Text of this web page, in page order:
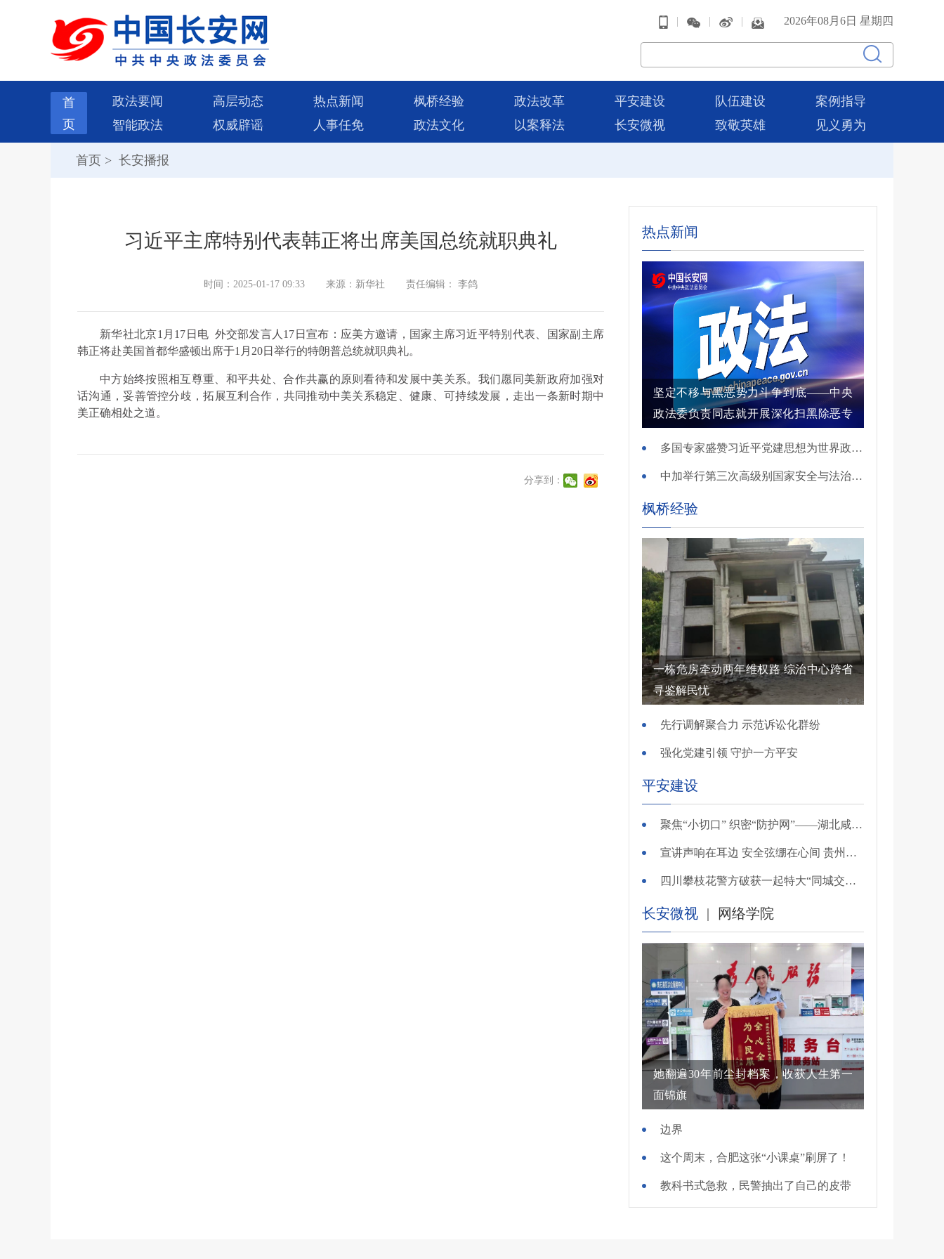
| | | 2026年08月6日 星期四
首
页
政法要闻 高层动态 热点新闻 枫桥经验 政法改革 平安建设 队伍建设
案例指导
智能政法
权威辟谣 人事任免 政法文化 以案释法 长安微视 致敬英雄 见义勇为
首页 > 长安播报
习近平主席特别代表韩正将出席美国总统就职典礼
时间：2025-01-17 09:33 来源：新华社 责任编辑： 李鸽
新华社北京1月17日电 外交部发言人17日宣布：应美方邀请，国家主席习近平特别代表、国家副主席
韩正将赴美国首都华盛顿出席于1月20日举行的特朗普总统就职典礼。
中方始终按照相互尊重、和平共处、合作共赢的原则看待和发展中美关系。我们愿同美新政府加强对
话沟通，妥善管控分歧，拓展互利合作，共同推动中美关系稳定、健康、可持续发展，走出一条新时期中
美正确相处之道。
分享到：
热点新闻
坚定不移与黑恶势力斗争到底——中央
政法委负责同志就开展深化扫黑除恶专
多国专家盛赞习近平党建思想为世界政党建设提供重要启迪
中加举行第三次高级别国家安全与法治对话
枫桥经验
一栋危房牵动两年维权路 综治中心跨省
寻鉴解民忧
先行调解聚合力 示范诉讼化群纷
强化党建引领 守护一方平安
平安建设
聚焦“小切口” 织密“防护网”——湖北咸安公安开展精准清查行动净化夏夜治安环境
宣讲声响在耳边 安全弦绷在心间 贵州交警深入开展夏季交通安全宣传活动
四川攀枝花警方破获一起特大“同城交友”电信网络诈骗案
长安微视 | 网络学院
她翻遍30年前尘封档案，收获人生第一
面锦旗
边界
这个周末，合肥这张“小课桌”刷屏了！
教科书式急救，民警抽出了自己的皮带